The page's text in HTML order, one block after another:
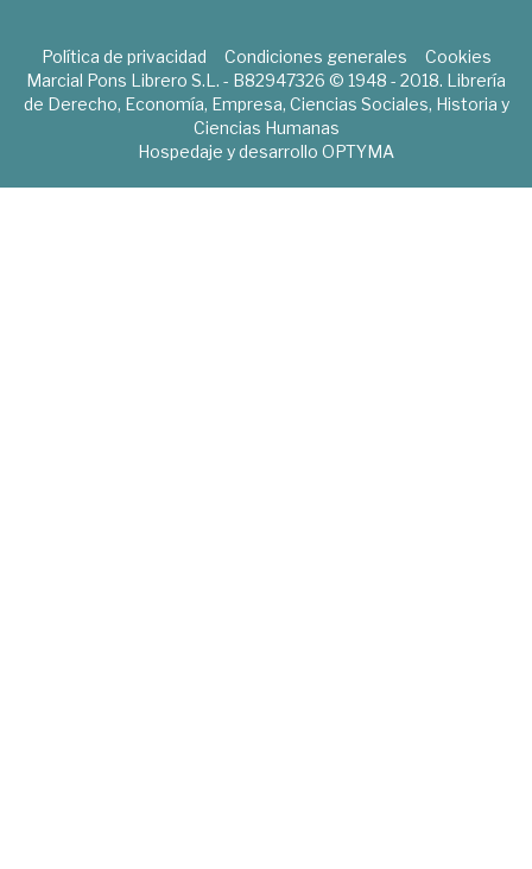
Política de privacidad Condiciones generales
Cookies
Marcial Pons Librero S.L. - B82947326 © 1948 - 2018. Librería
de Derecho, Economía, Empresa, Ciencias Sociales, Historia y
Ciencias Humanas
Hospedaje y desarrollo OPTYMA